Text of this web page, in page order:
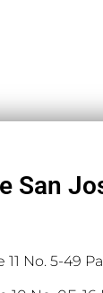
San
11 No. 5-49